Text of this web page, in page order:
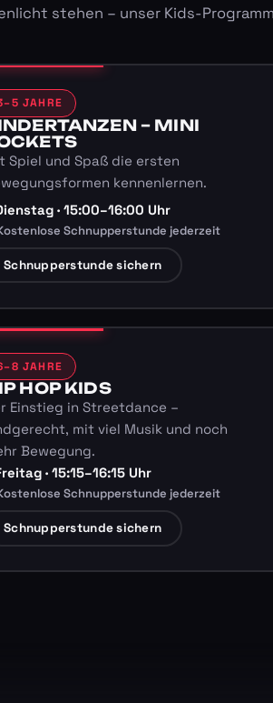
stehen – unser Kids-
JAHRE
– MINI
Spiel und Spaß die ersten
kennenlernen.
· 15:00–16:00 Uhr
Schnupperstunde jederzeit
Schnupperstunde sichern
JAHRE
HOP KIDS
Einstieg in Streetdance –
mit viel Musik und noch
Bewegung.
· 15:15–16:15 Uhr
Schnupperstunde jederzeit
Schnupperstunde sichern